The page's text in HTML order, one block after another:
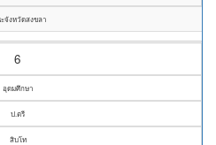
จังหวัดสงขลา
6
อุดมศึกษา
ป.ตรี
สิบโท